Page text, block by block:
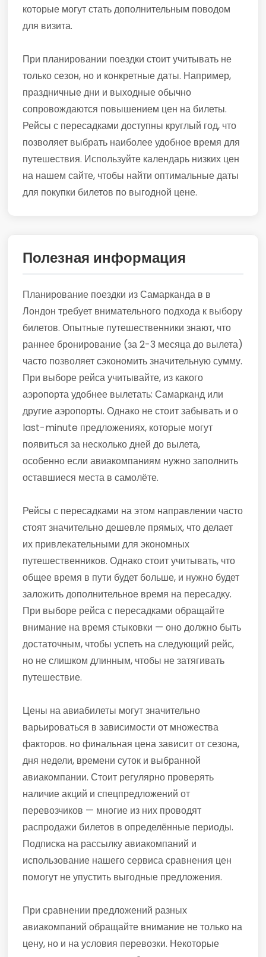
которые могут стать дополнительным поводом
для визита.
При планировании поездки стоит учитывать не
только сезон, но и конкретные даты. Например,
праздничные дни и выходные обычно
сопровождаются повышением цен на билеты.
Рейсы с пересадками доступны круглый год, что
позволяет выбрать наиболее удобное время для
путешествия. Используйте календарь низких цен
на нашем сайте, чтобы найти оптимальные даты
для покупки билетов по выгодной цене.
Полезная информация
Планирование поездки из Самарканда в в
Лондон требует внимательного подхода к выбору
билетов. Опытные путешественники знают, что
раннее бронирование (за 2-3 месяца до вылета)
часто позволяет сэкономить значительную сумму.
При выборе рейса учитывайте, из какого
аэропорта удобнее вылетать: Самарканд или
другие аэропорты. Однако не стоит забывать и о
last-minute предложениях, которые могут
появиться за несколько дней до вылета,
особенно если авиакомпаниям нужно заполнить
оставшиеся места в самолёте.
Рейсы с пересадками на этом направлении часто
стоят значительно дешевле прямых, что делает
их привлекательными для экономных
путешественников. Однако стоит учитывать, что
общее время в пути будет больше, и нужно будет
заложить дополнительное время на пересадку.
При выборе рейса с пересадками обращайте
внимание на время стыковки — оно должно быть
достаточным, чтобы успеть на следующий рейс,
но не слишком длинным, чтобы не затягивать
путешествие.
Цены на авиабилеты могут значительно
варьироваться в зависимости от множества
факторов. но финальная цена зависит от сезона,
дня недели, времени суток и выбранной
авиакомпании. Стоит регулярно проверять
наличие акций и спецпредложений от
перевозчиков — многие из них проводят
распродажи билетов в определённые периоды.
Подписка на рассылку авиакомпаний и
использование нашего сервиса сравнения цен
помогут не упустить выгодные предложения.
При сравнении предложений разных
авиакомпаний обращайте внимание не только на
цену, но и на условия перевозки. Некоторые